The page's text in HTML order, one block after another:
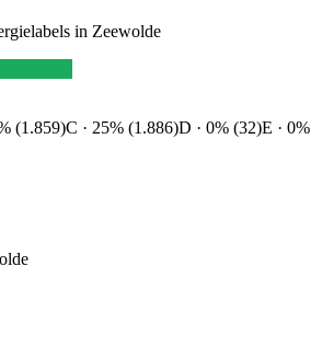
in Zeewolde
(1.859)C · 25% (1.886)D · 0% (32)E · 0%